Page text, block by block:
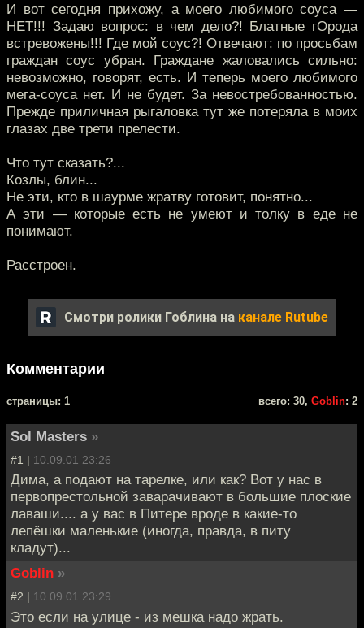
И вот сегодня прихожу, а моего любимого соуса —
НЕТ!!! Задаю вопрос: в чем дело?! Блатные гОрода
встревожены!!! Где мой соус?! Отвечают: по просьбам
граждан соус убран. Граждане жаловались сильно:
невозможно, говорят, есть. И теперь моего любимого
мега-соуса нет. И не будет. За невостребованностью.
Прежде приличная рыгаловка тут же потеряла в моих
глазах две трети прелести.
Что тут сказать?...
Козлы, блин...
Не эти, кто в шаурме жратву готовит, понятно...
А эти — которые есть не умеют и толку в еде не
понимают.
Расстроен.
Смотри ролики Гоблина на канале Rutube
Комментарии
cтраницы: 1 всего: 30, Goblin: 2
Sol Masters »
#1 | 10.09.01 23:26
Дима, а подают на тарелке, или как? Вот у нас в
первопрестольной заварачивают в большие плоские
лаваши.... а у вас в Питере вроде в какие-то
лепёшки маленькие (иногда, правда, в питу
кладут)...
Goblin »
#2 | 10.09.01 23:29
Это если на улице - из мешка надо жрать.